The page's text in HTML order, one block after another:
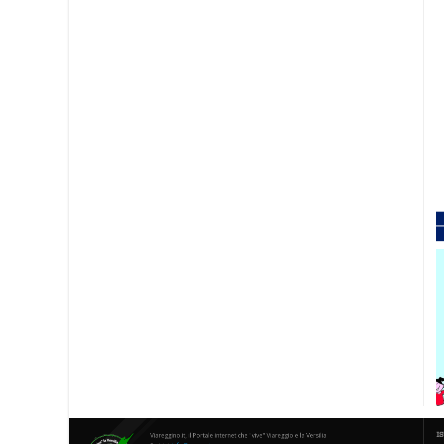
Viareggino.it, il Portale internet che "vive" Viareggio e la Versilia